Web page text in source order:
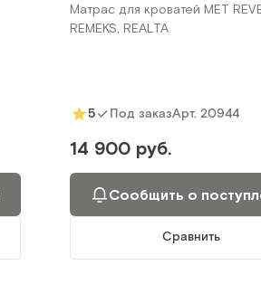
Матрас для кроватей MET
REMEKS, REALTA
5 Под заказАрт. 20944
14 900 руб.
Сообщить о
Сравнить